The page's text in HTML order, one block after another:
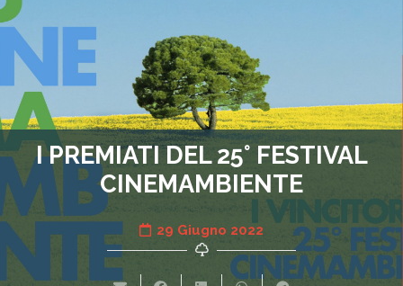
I PREMIATI DEL 25° FESTIVAL
CINEMAMBIENTE
29 Giugno 2022